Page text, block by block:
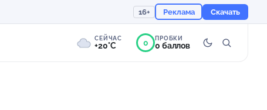
16+ Реклама Скачать
СЕЙЧАС
+20°C 0 ПРОБКИ
0 баллов